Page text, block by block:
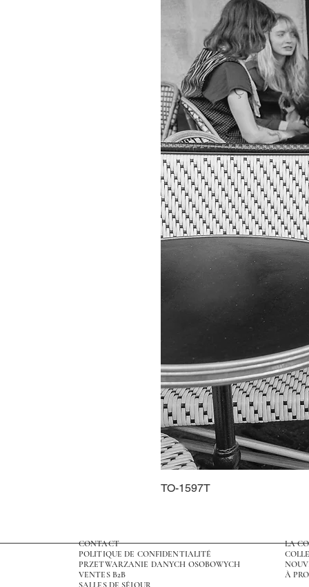
TO-1597T
CONTACT
LA
POLITIQUE DE CONFIDENTIALITÉ
PRZETWARZANIE DANYCH OSOBOWYCH
VENTES B2B
À
SALLES DE SÉJOUR